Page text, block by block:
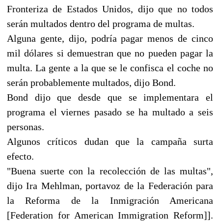
Fronteriza de Estados Unidos, dijo que no todos
serán multados dentro del programa de multas.
Alguna gente, dijo, podría pagar menos de cinco
mil dólares si demuestran que no pueden pagar la
multa. La gente a la que se le confisca el coche no
serán probablemente multados, dijo Bond.
Bond dijo que desde que se implementara el
programa el viernes pasado se ha multado a seis
personas.
Algunos críticos dudan que la campaña surta
efecto.
"Buena suerte con la recolección de las multas",
dijo Ira Mehlman, portavoz de la Federación para
la Reforma de la Inmigración Americana
[Federation for American Immigration Reform]].